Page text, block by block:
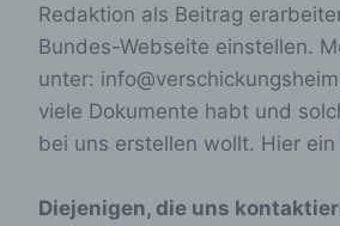
Redaktion als Beitrag
Bundes-Webseite einstellen.
unter:
viele Dokumente habt und
bei uns erstellen wollt. Hier ein
Diejenigen, die uns